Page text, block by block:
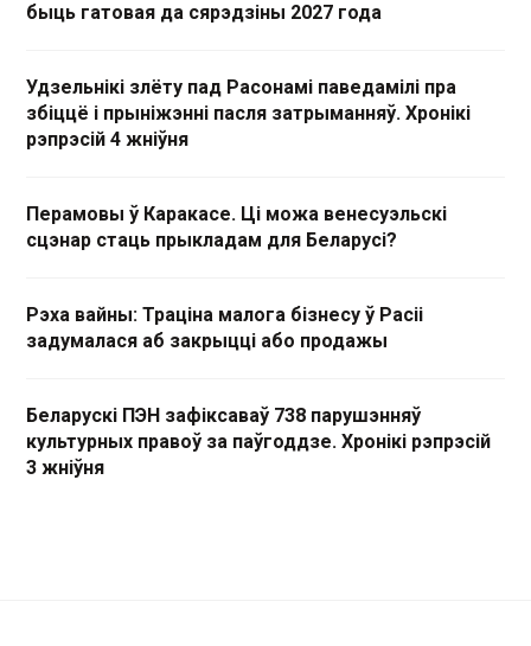
быць гатовая да сярэдзіны 2027 года
Удзельнікі злёту пад Расонамі паведамілі пра
збіццё і прыніжэнні пасля затрыманняў. Хронікі
рэпрэсій 4 жніўня
Перамовы ў Каракасе. Ці можа венесуэльскі
сцэнар стаць прыкладам для Беларусі?
Рэха вайны: Траціна малога бізнесу ў Расіі
задумалася аб закрыцці або продажы
Беларускі ПЭН зафіксаваў 738 парушэнняў
культурных правоў за паўгоддзе. Хронікі рэпрэсій
3 жніўня